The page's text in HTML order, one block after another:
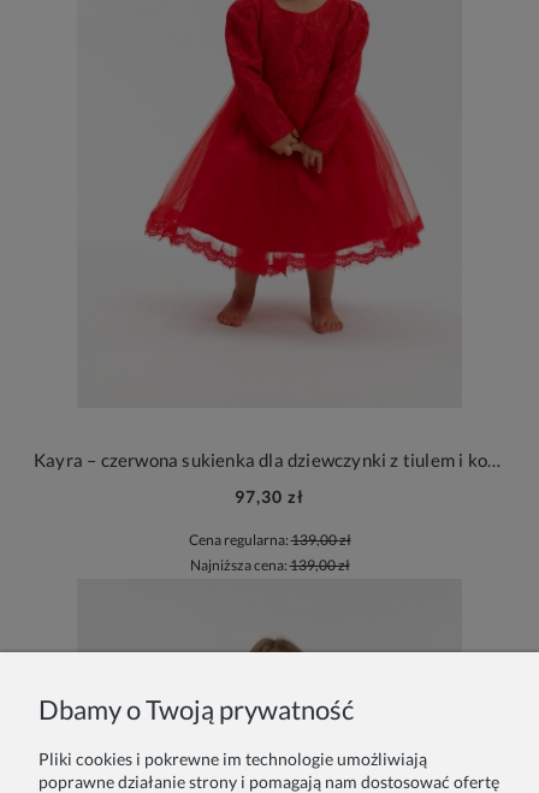
Kayra – czerwona sukienka dla dziewczynki z tiulem i koronką
97,30 zł
Cena regularna:139,00 zł
Najniższa cena:139,00 zł
Dbamy o Twoją prywatność
Pliki cookies i pokrewne im technologie umożliwiają
poprawne działanie strony i pomagają nam dostosować ofertę